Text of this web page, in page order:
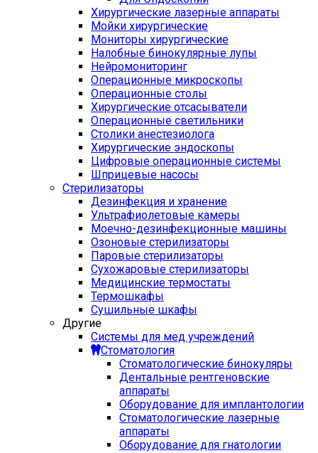
Хирургические лазерные аппараты
Мойки хирургические
Мониторы хирургические
Налобные бинокулярные лупы
Нейромониторинг
Операционные микроскопы
Операционные столы
Хирургические отсасыватели
Операционные светильники
Столики анестезиолога
Хирургические эндоскопы
Цифровые операционные системы
Шприцевые насосы
Стерилизаторы
Дезинфекция и хранение
Ультрафиолетовые камеры
Моечно-дезинфекционные машины
Озоновые стерилизаторы
Паровые стерилизаторы
Сухожаровые стерилизаторы
Медицинские термостаты
Термошкафы
Сушильные шкафы
Другие
Системы для мед учреждений
Стоматология
Стоматологические бинокуляры
Дентальные рентгеновские
аппараты
Оборудование для имплантологии
Стоматологические лазерные
аппараты
Оборудование для гнатологии